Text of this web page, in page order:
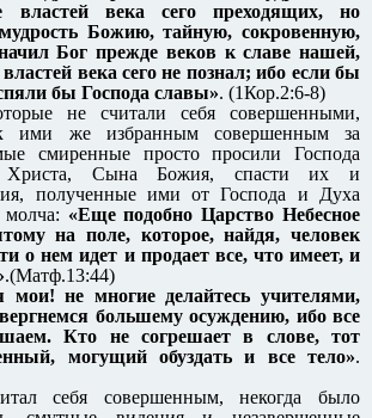
века сего преходящих, но
Божию, тайную, сокровенную,
Бог прежде веков к славе нашей,
века сего не познал; ибо если бы
бы Господа славы». (1Кор.2:6-8)
не считали себя совершенными,
ими же избранным совершенным за
смиренные просто просили Господа
Христа, Сына Божия, спасти их и
полученные ими от Господа и Духа
«Еще подобно Царство Небесное
на поле, которое, найдя, человек
о нем идет и продает все, что имеет, и
.(Матф.13:44)
мои! не многие делайтесь учителями,
большему осуждению, ибо все
Кто не согрешает в слове, тот
могущий обуздать и все тело».
себя совершенным, некогда было